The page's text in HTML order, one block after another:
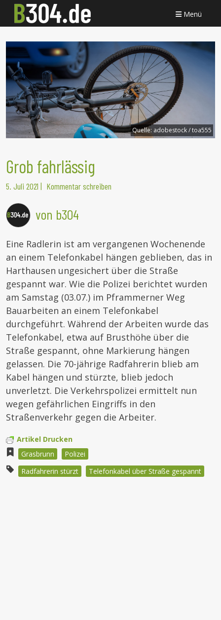
Menü
Quelle: adobestock / toa555
Grob fahrlässig
5. Juli 2021 | Kommentar schreiben
von b304
Eine Radlerin ist am vergangenen Wochenende
an einem Telefonkabel hängen geblieben, das in
Harthausen ungesichert über die Straße
gespannt war. Wie die Polizei berichtet wurden
am Samstag (03.07.) im Pframmerner Weg
Bauarbeiten an einem Telefonkabel
durchgeführt. Während der Arbeiten wurde das
Telefonkabel, etwa auf Brusthöhe über die
Straße gespannt, ohne Markierung hängen
gelassen. Die 70-jährige Radfahrerin blieb am
Kabel hängen und stürzte, blieb jedoch
unverletzt. Die Verkehrspolizei ermittelt nun
wegen gefährlichen Eingriffs in den
Straßenverkehr gegen die Arbeiter.
Artikel Drucken
Grasbrunn
Polizei
Radfahrerin stürzt
Telefonkabel über Straße gespannt